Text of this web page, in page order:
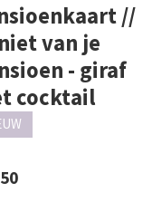
//
van je
- giraf
cocktail